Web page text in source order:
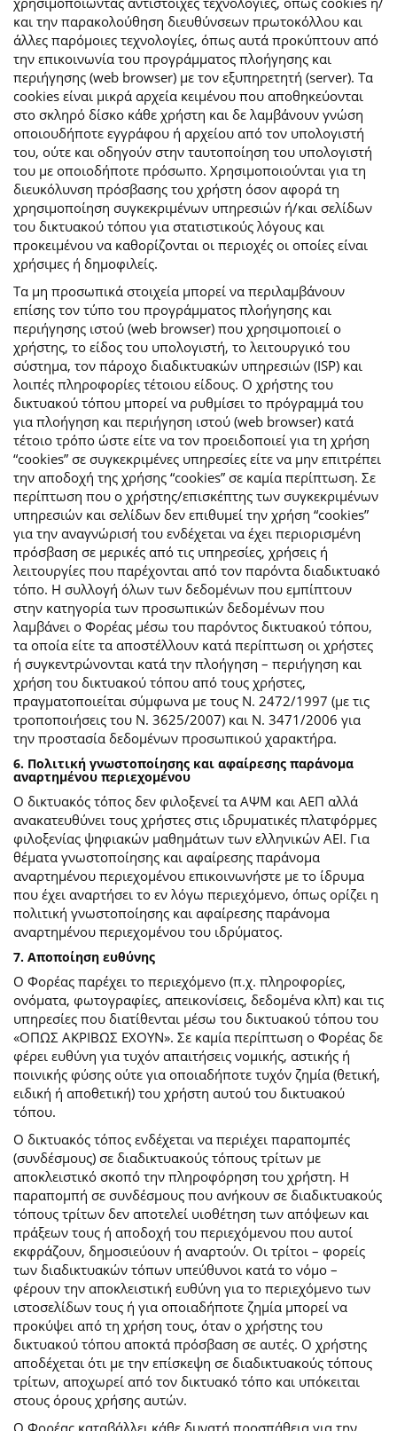
και την παρακολούθηση διευθύνσεων πρωτοκόλλου και
άλλες παρόμοιες τεχνολογίες, όπως αυτά προκύπτουν από
την επικοινωνία του προγράμματος πλοήγησης και
περιήγησης (web browser) με τον εξυπηρετητή (server). Τα
cookies είναι μικρά αρχεία κειμένου που αποθηκεύονται
στο σκληρό δίσκο κάθε χρήστη και δε λαμβάνουν γνώση
οποιουδήποτε εγγράφου ή αρχείου από τον υπολογιστή
του, ούτε και οδηγούν στην ταυτοποίηση του υπολογιστή
του με οποιοδήποτε πρόσωπο. Χρησιμοποιούνται για τη
διευκόλυνση πρόσβασης του χρήστη όσον αφορά τη
χρησιμοποίηση συγκεκριμένων υπηρεσιών ή/και σελίδων
του δικτυακού τόπου για στατιστικούς λόγους και
προκειμένου να καθορίζονται οι περιοχές οι οποίες είναι
χρήσιμες ή δημοφιλείς.
Τα μη προσωπικά στοιχεία μπορεί να περιλαμβάνουν
επίσης τον τύπο του προγράμματος πλοήγησης και
περιήγησης ιστού (web browser) που χρησιμοποιεί ο
χρήστης, το είδος του υπολογιστή, το λειτουργικό του
σύστημα, τον πάροχο διαδικτυακών υπηρεσιών (ISP) και
λοιπές πληροφορίες τέτοιου είδους. Ο χρήστης του
δικτυακού τόπου μπορεί να ρυθμίσει το πρόγραμμά του
για πλοήγηση και περιήγηση ιστού (web browser) κατά
τέτοιο τρόπο ώστε είτε να τον προειδοποιεί για τη χρήση
“cookies” σε συγκεκριμένες υπηρεσίες είτε να μην επιτρέπει
την αποδοχή της χρήσης “cookies” σε καμία περίπτωση. Σε
περίπτωση που ο χρήστης/επισκέπτης των συγκεκριμένων
υπηρεσιών και σελίδων δεν επιθυμεί την χρήση “cookies”
για την αναγνώρισή του ενδέχεται να έχει περιορισμένη
πρόσβαση σε μερικές από τις υπηρεσίες, χρήσεις ή
λειτουργίες που παρέχονται από τον παρόντα διαδικτυακό
τόπο. Η συλλογή όλων των δεδομένων που εμπίπτουν
στην κατηγορία των προσωπικών δεδομένων που
λαμβάνει ο Φορέας μέσω του παρόντος δικτυακού τόπου,
τα οποία είτε τα αποστέλλουν κατά περίπτωση οι χρήστες
ή συγκεντρώνονται κατά την πλοήγηση – περιήγηση και
χρήση του δικτυακού τόπου από τους χρήστες,
πραγματοποιείται σύμφωνα με τους Ν. 2472/1997 (με τις
τροποποιήσεις του Ν. 3625/2007) και Ν. 3471/2006 για
την προστασία δεδομένων προσωπικού χαρακτήρα.
6. Πολιτική γνωστοποίησης και αφαίρεσης παράνομα
αναρτημένου περιεχομένου
Ο δικτυακός τόπος δεν φιλοξενεί τα ΑΨΜ και ΑΕΠ αλλά
ανακατευθύνει τους χρήστες στις ιδρυματικές πλατφόρμες
φιλοξενίας ψηφιακών μαθημάτων των ελληνικών ΑΕΙ. Για
θέματα γνωστοποίησης και αφαίρεσης παράνομα
αναρτημένου περιεχομένου επικοινωνήστε με το ίδρυμα
που έχει αναρτήσει το εν λόγω περιεχόμενο, όπως ορίζει η
πολιτική γνωστοποίησης και αφαίρεσης παράνομα
αναρτημένου περιεχομένου του ιδρύματος.
7. Αποποίηση ευθύνης
Ο Φορέας παρέχει το περιεχόμενο (π.χ. πληροφορίες,
ονόματα, φωτογραφίες, απεικονίσεις, δεδομένα κλπ) και τις
υπηρεσίες που διατίθενται μέσω του δικτυακού τόπου του
«ΟΠΩΣ ΑΚΡΙΒΩΣ ΕΧΟΥΝ». Σε καμία περίπτωση ο Φορέας δε
φέρει ευθύνη για τυχόν απαιτήσεις νομικής, αστικής ή
ποινικής φύσης ούτε για οποιαδήποτε τυχόν ζημία (θετική,
ειδική ή αποθετική) του χρήστη αυτού του δικτυακού
τόπου.
O δικτυακός τόπος ενδέχεται να περιέχει παραπομπές
(συνδέσμους) σε διαδικτυακούς τόπους τρίτων με
αποκλειστικό σκοπό την πληροφόρηση του χρήστη. Η
παραπομπή σε συνδέσμους που ανήκουν σε διαδικτυακούς
τόπους τρίτων δεν αποτελεί υιοθέτηση των απόψεων και
πράξεων τους ή αποδοχή του περιεχόμενου που αυτοί
εκφράζουν, δημοσιεύουν ή αναρτούν. Οι τρίτοι – φορείς
των διαδικτυακών τόπων υπεύθυνοι κατά το νόμο –
φέρουν την αποκλειστική ευθύνη για το περιεχόμενο των
ιστοσελίδων τους ή για οποιαδήποτε ζημία μπορεί να
προκύψει από τη χρήση τους, όταν ο χρήστης του
δικτυακού τόπου αποκτά πρόσβαση σε αυτές. Ο χρήστης
αποδέχεται ότι με την επίσκεψη σε διαδικτυακούς τόπους
τρίτων, αποχωρεί από τον δικτυακό τόπο και υπόκειται
στους όρους χρήσης αυτών.